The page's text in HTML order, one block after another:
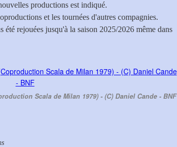
productions est indiqué.
et les tournées d'autres compagnies.
rejouées jusqu'à la saison 2025/2026 même dans
Scala de Milan 1979) - (C) Daniel Cande - BNF